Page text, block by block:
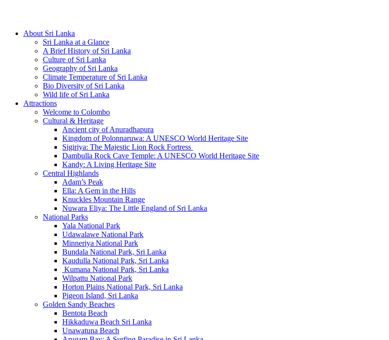
About Sri Lanka
Sri Lanka at a Glance
A Brief History of Sri Lanka
Culture of Sri Lanka
Geography of Sri Lanka
Climate Temperature of Sri Lanka
Bio Diversity of Sri Lanka
Wild life of Sri Lanka
Attractions
Welcome to Colombo
Cultural & Heritage
Ancient city of Anuradhapura
Kingdom of Polonnaruwa: A UNESCO World Heritage Site
Sigiriya: The Majestic Lion Rock Fortress
Dambulla Rock Cave Temple: A UNESCO World Heritage Site
Kandy: A Living Heritage Site
Central Highlands
Adam’s Peak
Ella: A Gem in the Hills
Knuckles Mountain Range
Nuwara Eliya: The Little England of Sri Lanka
National Parks
Yala National Park
Udawalawe National Park
Minneriya National Park
Bundala National Park, Sri Lanka
Kaudulla National Park, Sri Lanka
Kumana National Park, Sri Lanka
Wilpattu National Park
Horton Plains National Park, Sri Lanka
Pigeon Island, Sri Lanka
Golden Sandy Beaches
Bentota Beach
Hikkaduwa Beach Sri Lanka
Unawatuna Beach